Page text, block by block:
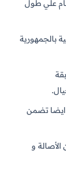
علي طول
بالجمهورية
تضمن
الأصالة و